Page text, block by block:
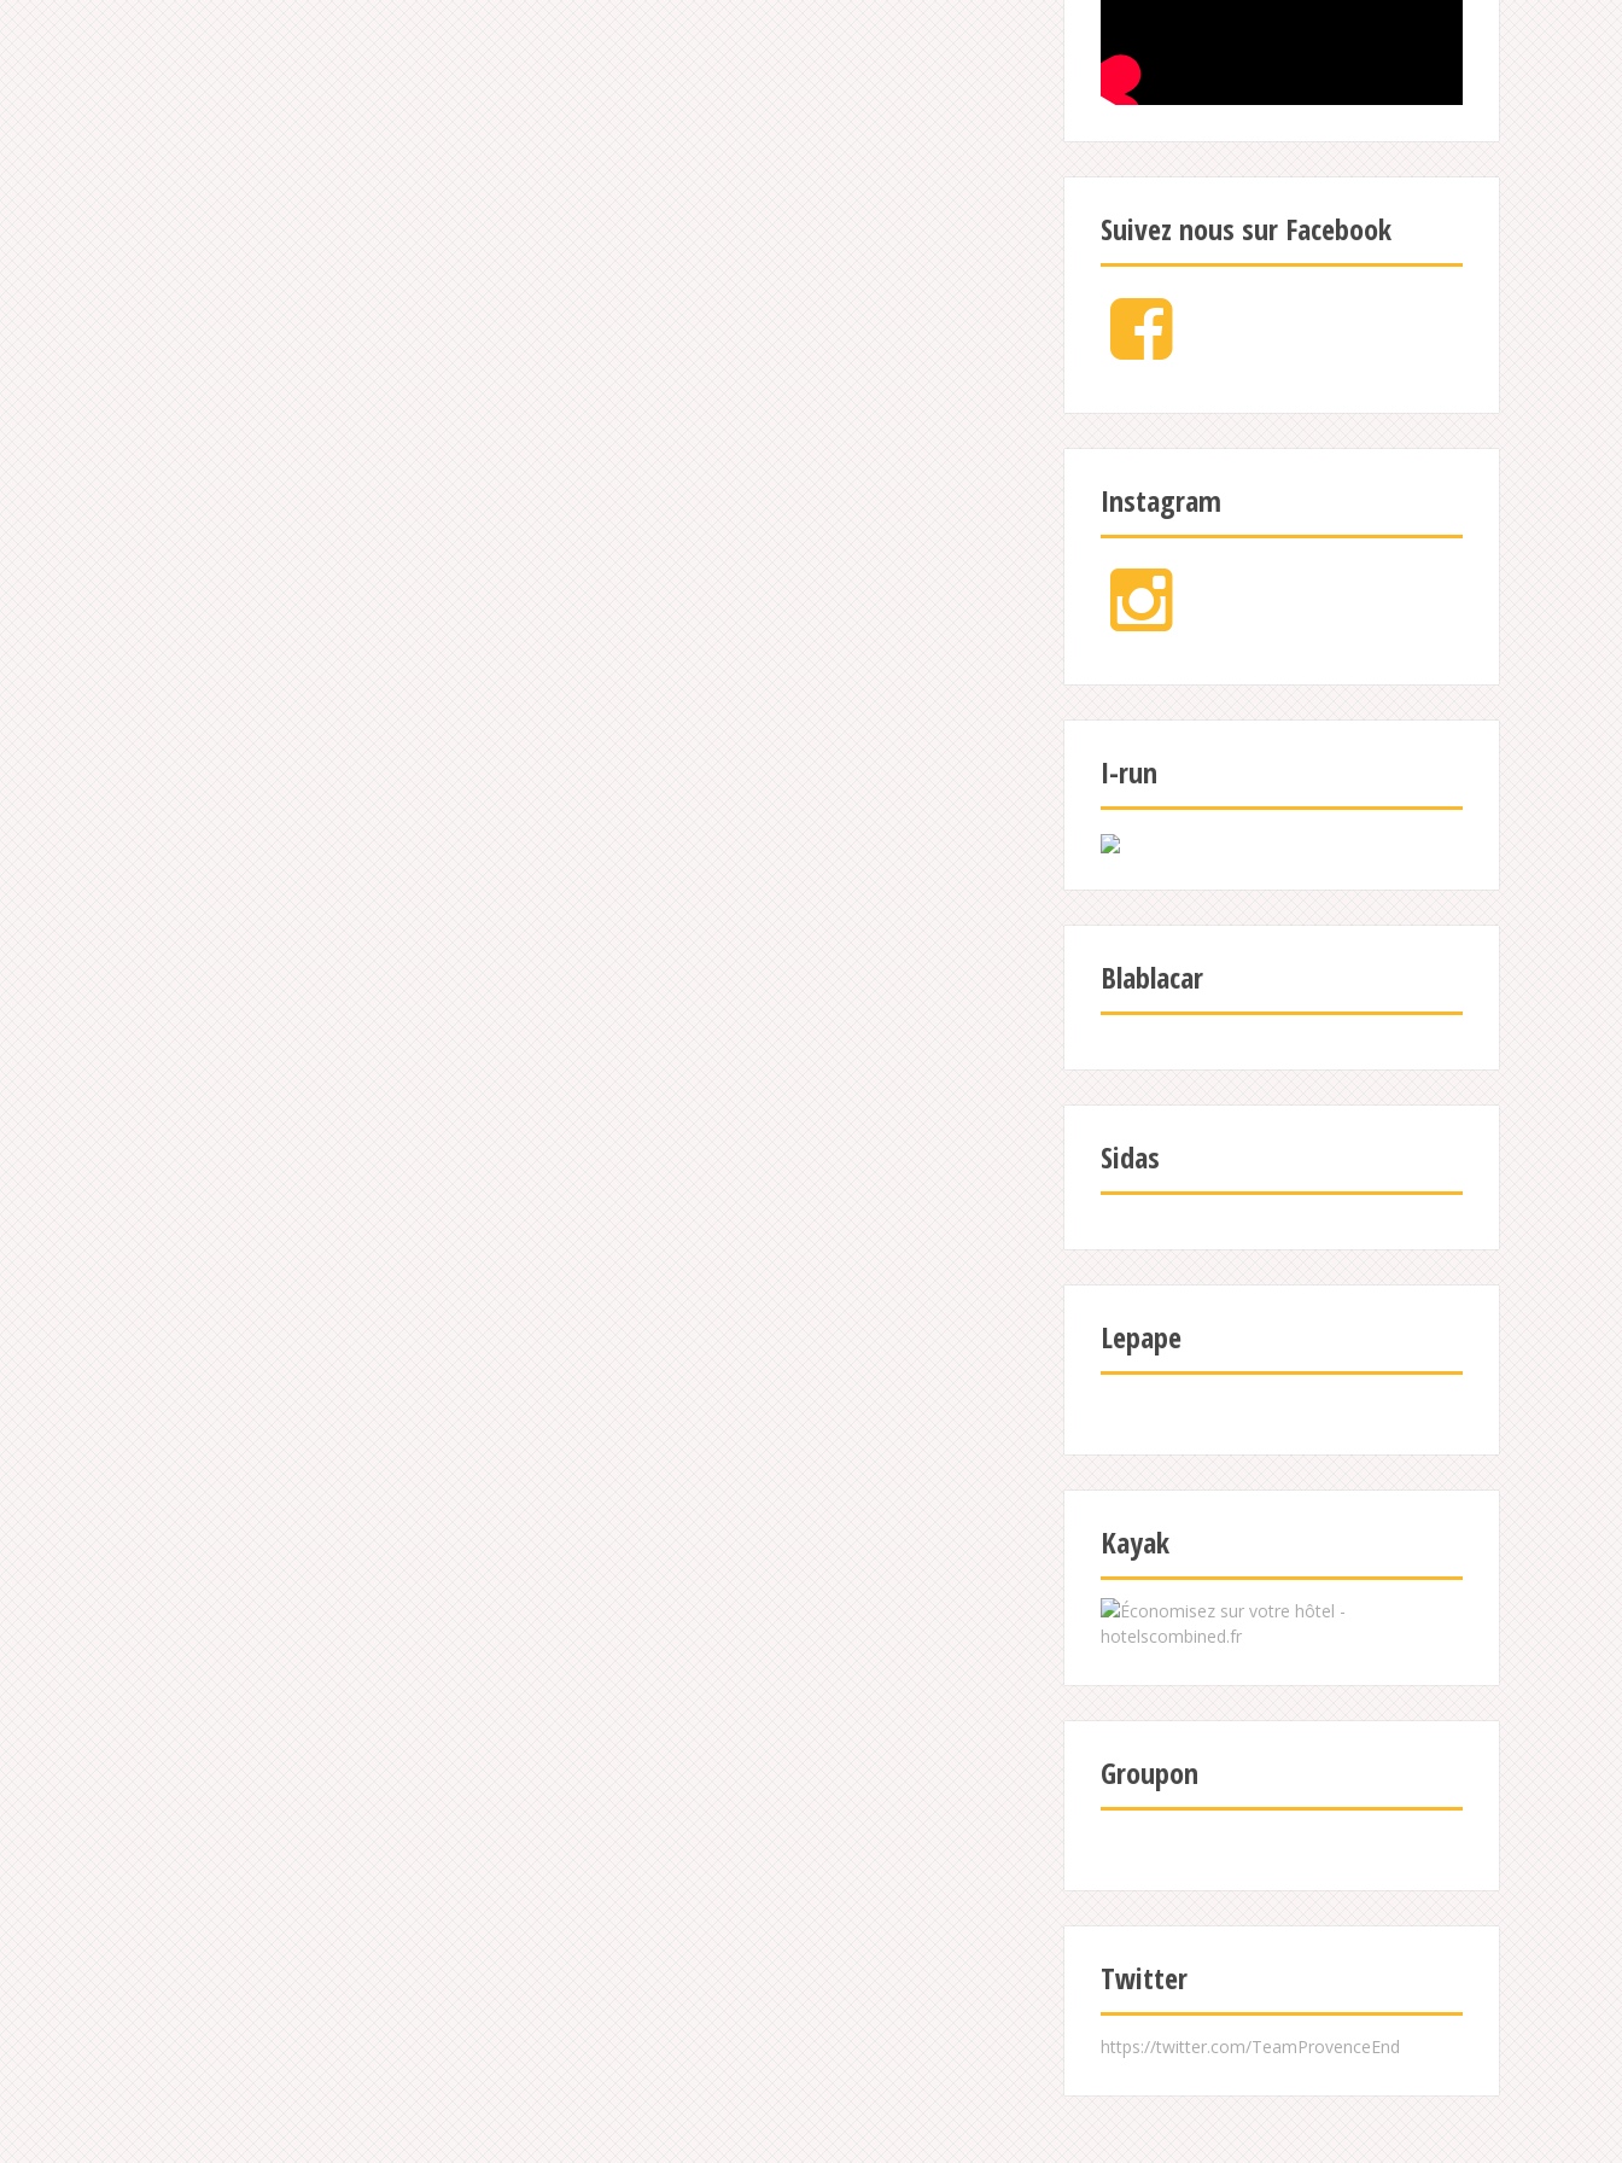
Suivez nous sur Facebook
Facebook
Instagram
Instagram
I-run
Blablacar
Sidas
Lepape
Kayak
Groupon
Twitter
https://twitter.com/TeamProvenceEnd